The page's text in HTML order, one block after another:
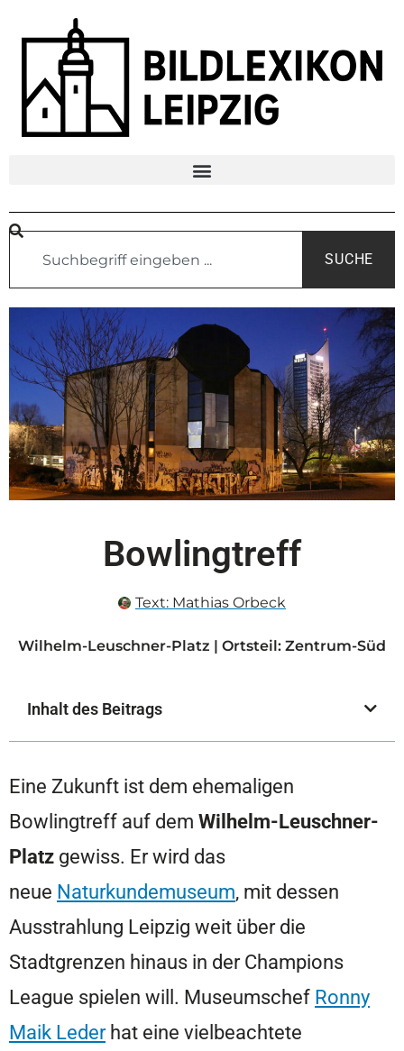
SUCHE
Bowlingtreff
Text: Mathias Orbeck
Wilhelm-Leuschner-Platz | Ortsteil: Zentrum-Süd
Inhalt des Beitrags
Eine Zukunft ist dem ehemaligen
Bowlingtreff auf dem Wilhelm-Leuschner-
Platz gewiss. Er wird das
neue Naturkundemuseum, mit dessen
Ausstrahlung Leipzig weit über die
Stadtgrenzen hinaus in der Champions
League spielen will. Museumschef Ronny
Maik Lederhat eine vielbeachtete